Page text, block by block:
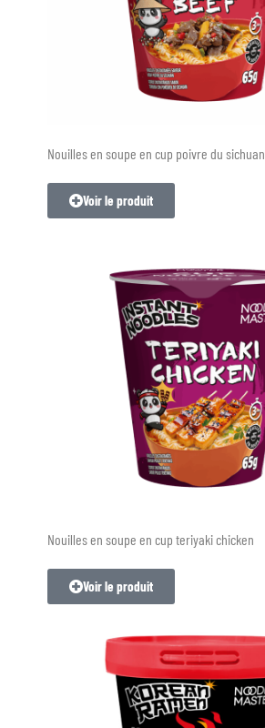
Nouilles en soupe en cup poivre du sichuan
Voir le produit
Nouilles en soupe en cup teriyaki chicken
Voir le produit